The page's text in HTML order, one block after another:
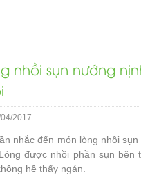
nhồi sụn nướng
2017
nhắc đến món lòng nhồi
được nhồi phần sụn
hề thấy ngán.